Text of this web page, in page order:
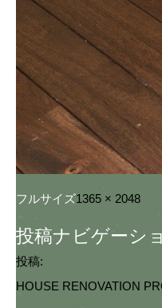
フルサイズ1365 × 2048
投稿ナビゲーシ
投稿:
HOUSE RENOVATION